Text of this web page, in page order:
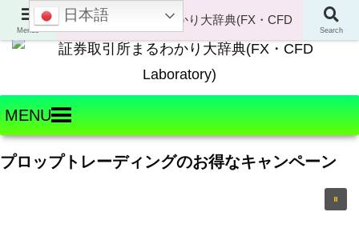
Welcome to FX・CFD Laboratory!
MENU
プロップトレーディングのお得なキャンペーン
Menus Search
日本語